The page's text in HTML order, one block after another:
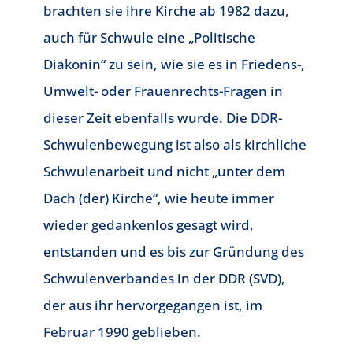
brachten sie ihre Kirche ab 1982 dazu,
auch für Schwule eine „Politische
Diakonin“ zu sein, wie sie es in Friedens-,
Umwelt- oder Frauenrechts-Fragen in
dieser Zeit ebenfalls wurde. Die DDR-
Schwulenbewegung ist also als kirchliche
Schwulenarbeit und nicht „unter dem
Dach (der) Kirche“, wie heute immer
wieder gedankenlos gesagt wird,
entstanden und es bis zur Gründung des
Schwulenverbandes in der DDR (SVD),
der aus ihr hervorgegangen ist, im
Februar 1990 geblieben.